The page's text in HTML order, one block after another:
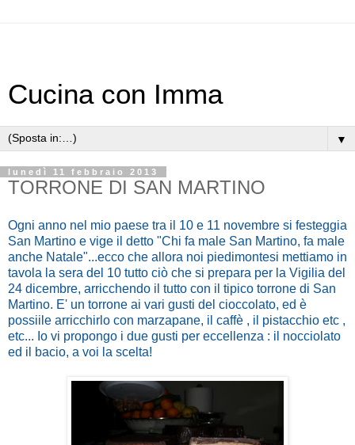
Cucina con Imma
▼
lunedì 11 febbraio 2013
TORRONE DI SAN MARTINO
Ogni anno nel mio paese tra il 10 e 11 novembre si festeggia
San Martino e vige il detto "Chi fa male San Martino, fa male
anche Natale"...ecco che allora noi piedimontesi mettiamo in
tavola la sera del 10 tutto ciò che si prepara per la Vigilia del
24 dicembre, arricchendo il tutto con il tipico torrone di San
Martino. E' un torrone ai vari gusti del cioccolato, ed è
possiile arricchirlo con marzapane, il caffè , il pistacchio etc ,
etc... Io vi propongo i due gusti per eccellenza : il nocciolato
ed il bacio, a voi la scelta!